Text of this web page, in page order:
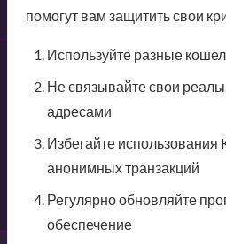
помогут вам защитить свои
Используйте разные
Не связывайте свои
адресами
Избегайте использования
анонимных транзакций
Регулярно обновляйте
обеспечение